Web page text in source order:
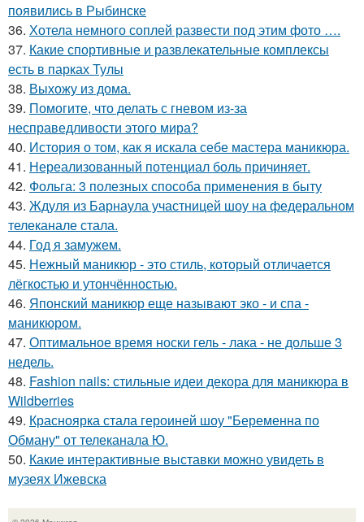
появились в Рыбинске
36. Хотела немного соплей развести под этим фото ….
37. Какие спортивные и развлекательные комплексы
есть в парках Тулы
38. Выхожу из дома.
39. Помогите, что делать с гневом из-за
несправедливости этого мира?
40. История о том, как я искала себе мастера маникюра.
41. Нереализованный потенциал боль причиняет.
42. Фольга: 3 полезных способа применения в быту
43. Ждуля из Барнаула участницей шоу на федеральном
телеканале стала.
44. Год я замужем.
45. Нежный маникюр - это стиль, который отличается
лёгкостью и утончённостью.
46. Японский маникюр еще называют эко - и спа -
маникюром.
47. Оптимальное время носки гель - лака - не дольше 3
недель.
48. Fashion nails: стильные идеи декора для маникюра в
Wildberries
49. Красноярка стала героиней шоу "Беременна по
Обману" от телеканала Ю.
50. Какие интерактивные выставки можно увидеть в
музеях Ижевска